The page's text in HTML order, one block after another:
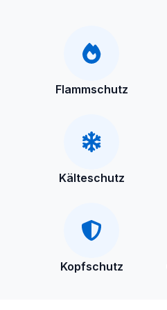
Flammschutz
Kälteschutz
Kopfschutz